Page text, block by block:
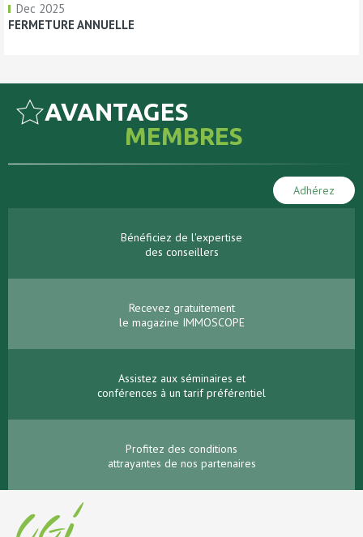
Dec 2025
FERMETURE ANNUELLE
AVANTAGES
MEMBRES
Adhérez
Bénéficiez de l'expertise
des conseillers
Recevez gratuitement
le magazine IMMOSCOPE
Assistez aux séminaires et
conférences à un tarif préférentiel
Profitez des conditions
attrayantes de nos partenaires